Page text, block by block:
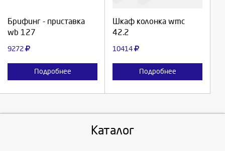
Брифинг - приставка
wb 127
9272
Подробнее
Шкаф колонка wmc
42.2
10414
Подробнее
Каталог